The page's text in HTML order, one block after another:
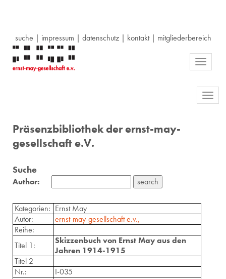
suche | impressum | datenschutz| kontakt| mitgliederbereich
Toggle
Präsenzbibliothek der ernst-may-
gesellschaft e.V.
Suche
Author:
Kategorien: Ernst May
Autor:
ernst-may-gesellschaft e.v.,
Reihe:
Titel 1:
Skizzenbuch von Ernst May aus den
Jahren 1914-1915
Titel 2
Nr.:
I-035